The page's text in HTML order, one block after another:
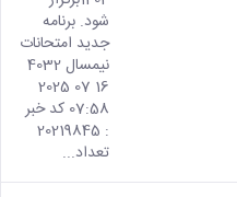
شود. برنامه
جدید امتحانات
نیمسال 4032
16 07 2025
07:58 کد خبر
: 20219845
تعداد...